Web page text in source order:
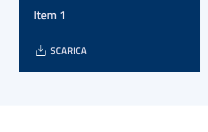
Item 1
SCARICA